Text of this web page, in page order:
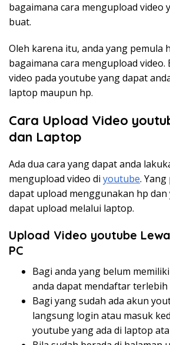
bagaimana cara mengupload video
buat.
Oleh karena itu, anda yang pemula
bagaimana cara mengupload
video pada youtube yang dapat
laptop maupun hp.
Cara Upload Video
dan Laptop
Ada dua cara yang dapat anda
mengupload video di youtube.
dapat upload menggunakan hp dan
dapat upload melalui laptop.
Upload Video youtube
PC
Bagi anda yang belum
anda dapat mendaftar terlebih
Bagi yang sudah ada akun
langsung login atau masuk
youtube yang ada di laptop